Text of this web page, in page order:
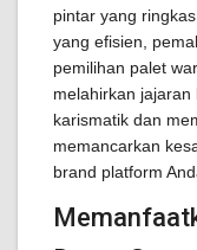
pintar yang
yang efisien,
pemilihan palet
melahirkan
karismatik dan
memancarkan
brand platform